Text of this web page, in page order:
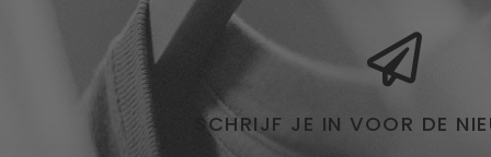
SCHRIJF JE IN VOOR DE